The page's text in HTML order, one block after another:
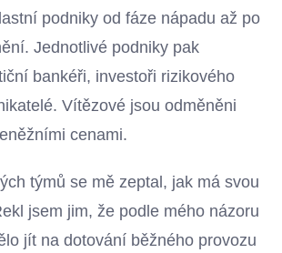
podniky od fáze nápadu až po
Jednotlivé podniky pak
bankéři, investoři rizikového
Vítězové jsou odměněni
cenami.
týmů se mě zeptal, jak má svou
jsem jim, že podle mého názoru
jít na dotování běžného provozu